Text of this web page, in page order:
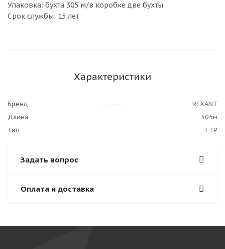
Упаковка: бухта 305 м/в коробке две бухты
Срок службы: 15 лет
Характеристики
Бренд
REXANT
Длина
305м
Тип
FTP
Задать вопрос
Оплата и доставка